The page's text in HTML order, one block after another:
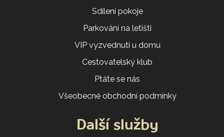
Sdílení pokoje
Parkování na letišti
VIP vyzvednutí u domu
Cestovatelský klub
Ptáte se nás
Všeobecné obchodní podmínky
Další služby